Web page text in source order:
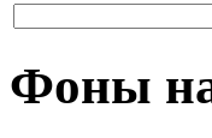
Фоны